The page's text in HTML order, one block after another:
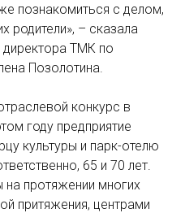
познакомиться с делом,
родители», – сказала
директора ТМК по
Позолотина.
конкурс в
году предприятие
культуры и парк-отелю
65 и 70 лет.
протяжении многих
притяжения, центрами